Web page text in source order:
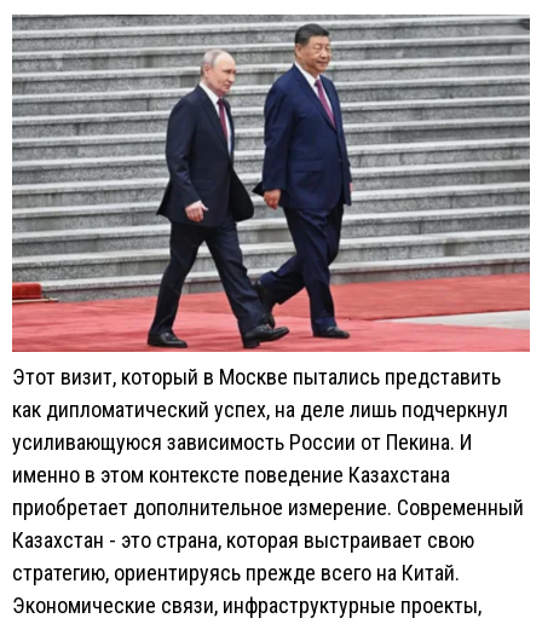
Этот визит, который в Москве пытались представить
как дипломатический успех, на деле лишь подчеркнул
усиливающуюся зависимость России от Пекина. И
именно в этом контексте поведение Казахстана
приобретает дополнительное измерение. Современный
Казахстан - это страна, которая выстраивает свою
стратегию, ориентируясь прежде всего на Китай.
Экономические связи, инфраструктурные проекты,